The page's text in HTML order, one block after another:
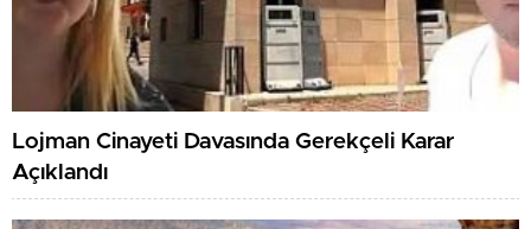
Lojman Cinayeti Davasında Gerekçeli Karar
Açıklandı